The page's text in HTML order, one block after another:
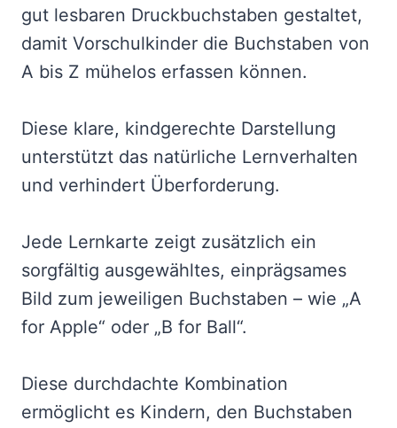
gut lesbaren Druckbuchstaben gestaltet,
damit Vorschulkinder die Buchstaben von
A bis Z mühelos erfassen können.
Diese klare, kindgerechte Darstellung
unterstützt das natürliche Lernverhalten
und verhindert Überforderung.
Jede Lernkarte zeigt zusätzlich ein
sorgfältig ausgewähltes, einprägsames
Bild zum jeweiligen Buchstaben – wie „A
for Apple“ oder „B for Ball“.
Diese durchdachte Kombination
ermöglicht es Kindern, den Buchstaben